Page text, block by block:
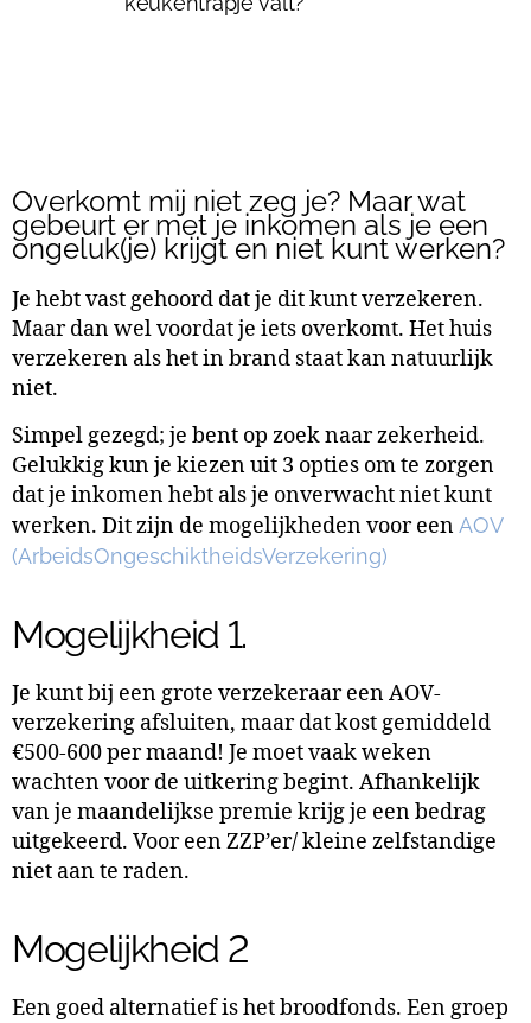
Overkomt mij niet zeg je? Maar wat
gebeurt er met je inkomen als je een
ongeluk(je) krijgt en niet kunt werken?
Je hebt vast gehoord dat je dit kunt verzekeren.
Maar dan wel voordat je iets overkomt. Het huis
verzekeren als het in brand staat kan natuurlijk
niet.
Simpel gezegd; je bent op zoek naar zekerheid.
Gelukkig kun je kiezen uit 3 opties om te zorgen
dat je inkomen hebt als je onverwacht niet kunt
werken. Dit zijn de mogelijkheden voor een AOV
(ArbeidsOngeschiktheidsVerzekering)
Mogelijkheid 1.
Je kunt bij een grote verzekeraar een AOV-
verzekering afsluiten, maar dat kost gemiddeld
€500-600 per maand! Je moet vaak weken
wachten voor de uitkering begint. Afhankelijk
van je maandelijkse premie krijg je een bedrag
uitgekeerd. Voor een ZZP’er/ kleine zelfstandige
niet aan te raden.
Mogelijkheid 2
Een goed alternatief is het broodfonds. Een groep